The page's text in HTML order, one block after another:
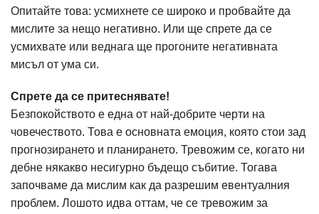
Опитайте това: усмихнете се широко и пробвайте да
мислите за нещо негативно. Или ще спрете да се
усмихвате или веднага ще прогоните негативната
мисъл от ума си.
Спрете да се притеснявате!
Безпокойството е една от най-добрите черти на
човечеството. Това е основната емоция, която стои зад
прогнозирането и планирането. Тревожим се, когато ни
дебне някакво несигурно бъдещо събитие. Тогава
започваме да мислим как да разрешим евентуалния
проблем. Лошото идва оттам, че се тревожим за